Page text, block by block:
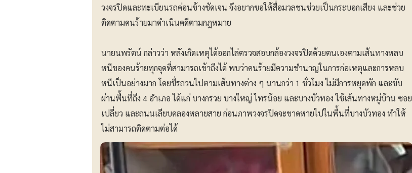
วงจรปิดและทะเบียนรถค่อนข้างชัดเจน จึงอยากขอให้สื่อมวลชนช่วยเป็นกระบอกเสียง และช่วย
ติดตามคนร้ายมาดำเนินคดีตามกฎหมาย
นายนพรัตน์ กล่าวว่า หลังเกิดเหตุได้ออกไล่ตรวจสอบกล้องวงจรปิดด้วยตนเองตามเส้นทางหลบ
หนีของคนร้ายทุกจุดที่สามารถเข้าถึงได้ พบว่าคนร้ายมีความชำนาญในการก่อเหตุและการหลบ
หนีเป็นอย่างมาก โดยขี่รถวนไปตามเส้นทางต่าง ๆ นานกว่า 1 ชั่วโมง ไม่มีการหยุดพัก และขับ
ผ่านพื้นที่ถึง 4 อำเภอ ได้แก่ บางกรวย บางใหญ่ ไทรน้อย และบางบัวทอง ใช้เส้นทางหมู่บ้าน ซอย
เปลี่ยว และถนนเลียบคลองหลายสาย ก่อนภาพวงจรปิดจะขาดหายไปในพื้นที่บางบัวทอง ทำให้
ไม่สามารถติดตามต่อได้